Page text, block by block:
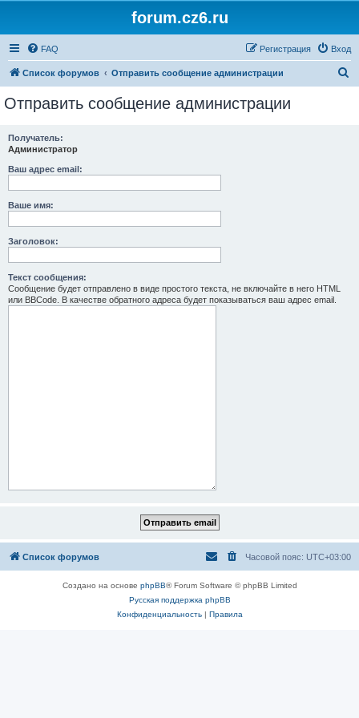
forum.cz6.ru
FAQ Вход
Регистрация
Список форумов Отправить сообщение администрации
Отправить сообщение администрации
Получатель:
Администратор
Ваш адрес email:
Ваше имя:
Заголовок:
Текст сообщения:
Сообщение будет отправлено в виде простого текста, не включайте в него HTML
или BBCode. В качестве обратного адреса будет показываться ваш адрес email.
Список форумов Часовой пояс: UTC+03:00
Создано на основе phpBB® Forum Software © phpBB Limited
Русская поддержка phpBB
Конфиденциальность| Правила